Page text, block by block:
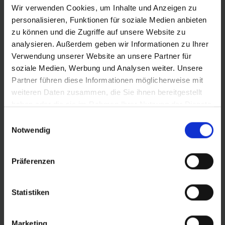
Wir verwenden Cookies, um Inhalte und Anzeigen zu
personalisieren, Funktionen für soziale Medien anbieten
zu können und die Zugriffe auf unsere Website zu
analysieren. Außerdem geben wir Informationen zu Ihrer
Verwendung unserer Website an unsere Partner für
soziale Medien, Werbung und Analysen weiter. Unsere
Partner führen diese Informationen möglicherweise mit
weiteren Daten zusammen, die Sie ihnen bereitgestellt
Notwendig
Präferenzen
Statistiken
Marketing
Materialien:
U.a. greift er zu 100% auf recycelten Ruß
(recovered Carbon Black, rCB) aus Schwalbes
Reifenrecycling zurück.
-
Wird zu 100% aus fair gehandeltem
Naturkautschuk hergestellt.
Komfort und Dämpfung
Luftdruck jede Unebenheit und rollt leicht über Asphalt,
aber auch über Waldwege. Er steht für absoluten
jeden Stoß – ganz ohne aufwändige Federungstechnik.
Designelemente auf, die sich auf der Seitenwandstruktur
des Motion Big Apple ebenfalls wiederfinden.